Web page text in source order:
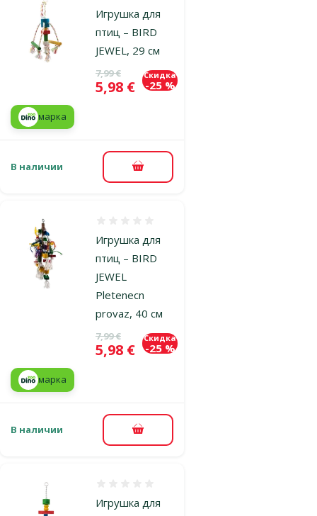
Игрушка для
птиц – BIRD
JEWEL, 29 см
Исходная цена
7,99 €
Цена
5,98 €
Скидка
-25 %
марка
В наличии В корзину
Игрушка для
птиц – BIRD
JEWEL
Pletenecn
provaz, 40 см
Исходная цена
7,99 €
Цена
5,98 €
Скидка
-25 %
марка
В наличии В корзину
Игрушка для